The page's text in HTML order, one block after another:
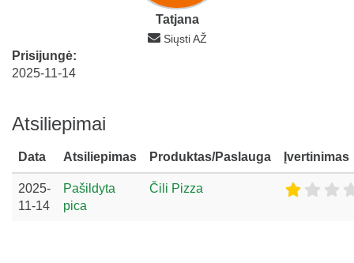
Tatjana
Siųsti AŽ
Prisijungė:
2025-11-14
Atsiliepimai
Data Atsiliepimas Produktas/Paslauga Įvertinimas
2025-
11-14
Pašildyta
pica
Čili Pizza